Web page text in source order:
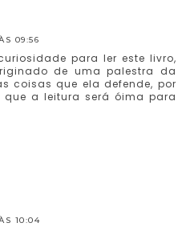
09:56
para ler este livro,
de uma palestra da
coisas que ela defende, por
que a leitura será óima para
10:04